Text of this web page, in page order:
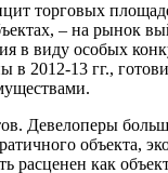
торговых
– на рынок
в виду особых
2012-13 гг.,
Девелоперы
объекта,
расценен как